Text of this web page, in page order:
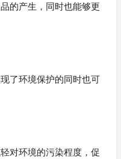
的产生，同时也能够更
了环境保护的同时也可
对环境的污染程度，促